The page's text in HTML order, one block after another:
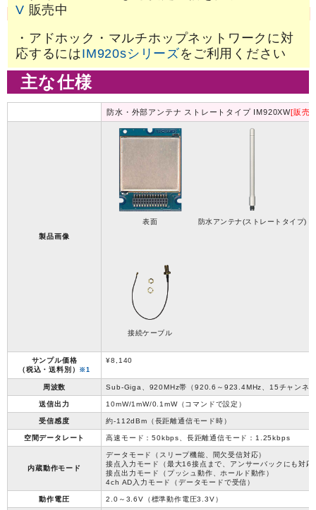
V 販売中
・アドホック・マルチホップネットワークに対
応するにはIM920sシリーズをご利用ください
主な仕様
防水・外部アンテナ ストレートタイプ IM920XW[販売
製品画像
表面 防水アンテナ(ストレートタイプ)
接続ケーブル
サンプル価格
（税込・送料別）
※1
¥8,140
周波数 Sub-Giga、920MHz帯（920.6～923.4MHz、15チャンネ
送信出力 10mW/1mW/0.1mW（コマンドで設定）
受信感度 約-112dBm（長距離通信モード時）
空間データレート 高速モード：50kbps、長距離通信モード：1.25kbps
内蔵動作モード
データモード（スリープ機能、間欠受信対応）
接点入力モード（最大16接点まで、アンサーバックにも対応
接点出力モード（プッシュ動作、ホールド動作）
4ch AD入力モード（データモードで受信）
動作電圧 2.0～3.6V（標準動作電圧3.3V）